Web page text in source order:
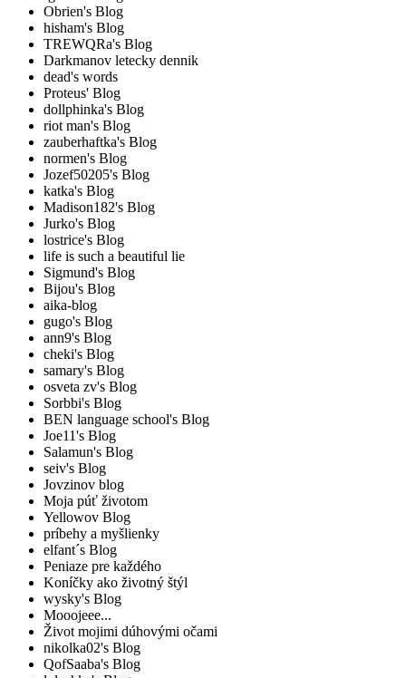
Obrien's Blog
hisham's Blog
TREWQRa's Blog
Darkmanov letecky dennik
dead's words
Proteus' Blog
dollphinka's Blog
riot man's Blog
zauberhaftka's Blog
normen's Blog
Jozef50205's Blog
katka's Blog
Madison182's Blog
Jurko's Blog
lostrice's Blog
life is such a beautiful lie
Sigmund's Blog
Bijou's Blog
aika-blog
gugo's Blog
ann9's Blog
cheki's Blog
samary's Blog
osveta zv's Blog
Sorbbi's Blog
BEN language school's Blog
Joe11's Blog
Salamun's Blog
seiv's Blog
Jovzinov blog
Moja púť životom
Yellowov Blog
príbehy a myšlienky
elfant´s Blog
Peniaze pre každého
Koníčky ako životný štýl
wysky's Blog
Mooojeee...
Život mojimi dúhovými očami
nikolka02's Blog
QofSaaba's Blog